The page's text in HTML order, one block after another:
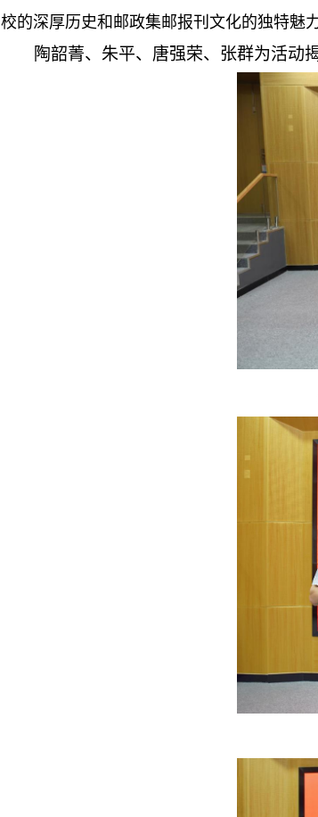
校的深厚历史和邮政集邮报刊文化的独特魅
陶韶菁、朱平、唐强荣、张群为活动